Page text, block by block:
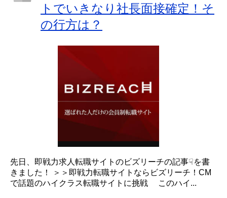
トでいきなり社長面接確定！そ
の行方は？
先日、即戦力求人転職サイトのビズリーチの記事☟を書
きました！ ＞＞即戦力転職サイトならビズリーチ！CM
で話題のハイクラス転職サイトに挑戦 このハイ...